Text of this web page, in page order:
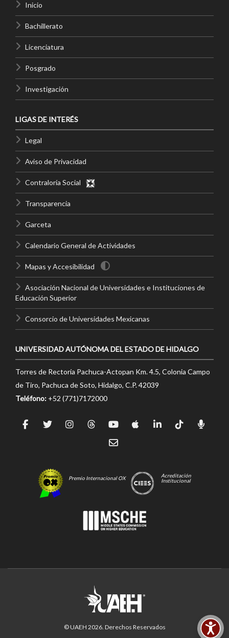
Inicio
Bachillerato
Licenciatura
Posgrado
Investigación
LIGAS DE INTERÉS
Legal
Aviso de Privacidad
Contraloría Social
Transparencia
Garceta
Calendario General de Actividades
Mapas y Accesibilidad
Asociación Nacional de Universidades e Instituciones de
Educación Superior
Consorcio de Universidades Mexicanas
UNIVERSIDAD AUTÓNOMA DEL ESTADO DE HIDALGO
Torres de Rectoría Pachuca-Actopan Km. 4.5, Colonia Campo
de Tiro, Pachuca de Soto, Hidalgo, C.P. 42039
Teléfono: +52 (771)7172000
Premio Internacional OX
Acreditación
Institucional
© UAEH 2026. Derechos Reservados